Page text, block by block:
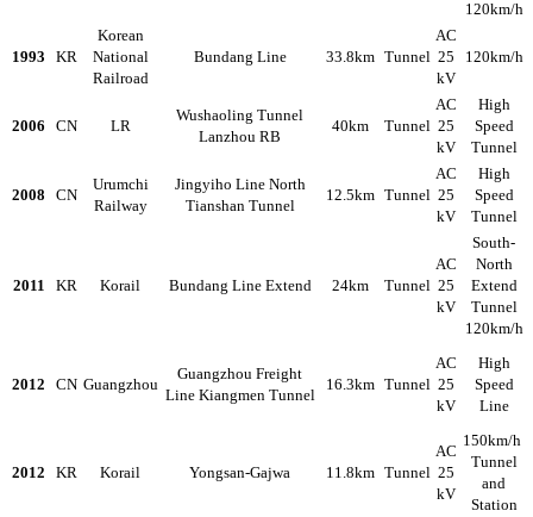
120km/h
1993 KR
Korean
National
Railroad
Bundang Line 33.8km Tunnel
AC
25
kV
120km/h
2006 CN LR
Wushaoling Tunnel
Lanzhou RB
40km Tunnel
AC
25
kV
High
Speed
Tunnel
2008 CN
Urumchi
Railway
Jingyiho Line North
Tianshan Tunnel
12.5km Tunnel
AC
25
kV
High
Speed
Tunnel
2011 KR Korail Bundang Line Extend 24km Tunnel
AC
25
kV
South-
North
Extend
Tunnel
120km/h
2012 CN Guangzhou
Guangzhou Freight
Line Kiangmen Tunnel
16.3km Tunnel
AC
25
kV
High
Speed
Line
2012 KR Korail Yongsan-Gajwa 11.8km Tunnel
AC
25
kV
150km/h
Tunnel
and
Station